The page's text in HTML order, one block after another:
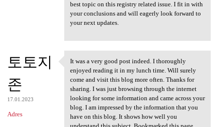
best topic on this registry related issue. I fit in with
your conclusions and will eagerly look forward to
your next updates.
토토지
존
17.01.2023
Adres
It was a very good post
It was a very good post indeed. I thoroughly
enjoyed reading it in my lunch time. Will surely
come and visit this blog more often. Thanks for
sharing. I was just browsing through the internet
looking for some information and came across your
blog. I am impressed by the information that you
have on this blog. It shows how well you